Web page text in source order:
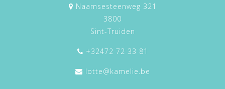
Naamsesteenweg 321
3800
Sint-Truiden
+32472 72 33 81
lotte@kamelie.be